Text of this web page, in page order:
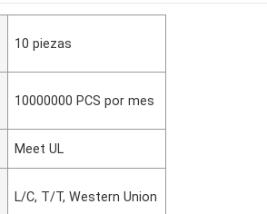
10 piezas
10000000 PCS por mes
Meet UL
L/C, T/T, Western Union